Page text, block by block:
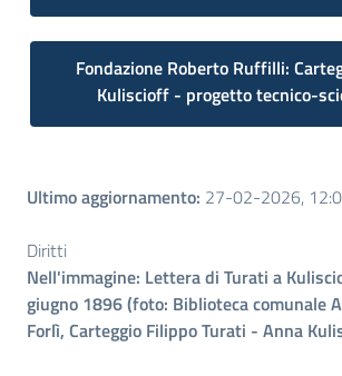
Fondazione Roberto Ruffilli:
Kuliscioff - progetto tecnico-
Ultimo aggiornamento: 27-02-2026,
Diritti
Nell'immagine: Lettera di Turati a
giugno 1896 (foto: Biblioteca comunale
Forlì, Carteggio Filippo Turati - Anna